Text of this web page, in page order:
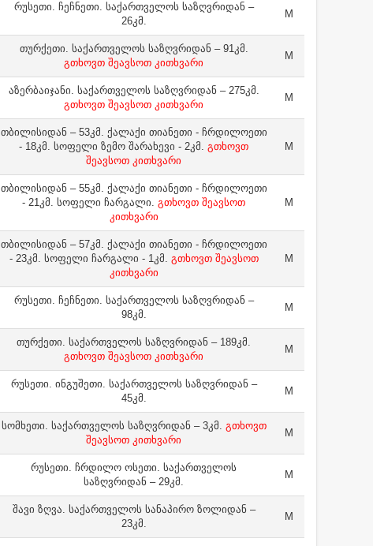
რუსეთი. ჩეჩნეთი. საქართველოს საზღვრიდან –
26კმ.
M
თურქეთი. საქართველოს საზღვრიდან – 91კმ.
გთხოვთ შეავსოთ კითხვარი
M
აზერბაიჯანი. საქართველოს საზღვრიდან – 275კმ.
გთხოვთ შეავსოთ კითხვარი
M
თბილისიდან – 53კმ. ქალაქი თიანეთი - ჩრდილოეთი
- 18კმ. სოფელი ზემო შარახევი - 2კმ. გთხოვთ
შეავსოთ კითხვარი
M
თბილისიდან – 55კმ. ქალაქი თიანეთი - ჩრდილოეთი
- 21კმ. სოფელი ჩარგალი. გთხოვთ შეავსოთ
კითხვარი
M
თბილისიდან – 57კმ. ქალაქი თიანეთი - ჩრდილოეთი
- 23კმ. სოფელი ჩარგალი - 1კმ. გთხოვთ შეავსოთ
კითხვარი
M
რუსეთი. ჩეჩნეთი. საქართველოს საზღვრიდან –
98კმ.
M
თურქეთი. საქართველოს საზღვრიდან – 189კმ.
გთხოვთ შეავსოთ კითხვარი
M
რუსეთი. ინგუშეთი. საქართველოს საზღვრიდან –
45კმ.
M
სომხეთი. საქართველოს საზღვრიდან – 3კმ. გთხოვთ
შეავსოთ კითხვარი
M
რუსეთი. ჩრდილო ოსეთი. საქართველოს
საზღვრიდან – 29კმ.
M
შავი ზღვა. საქართველოს სანაპირო ზოლიდან –
23კმ.
M